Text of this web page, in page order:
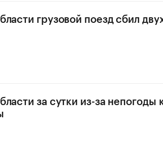
грузовой поезд сбил
за сутки из-за непогоды